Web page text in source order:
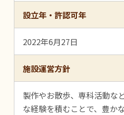
設立年・許認可年
2022年6月27日
施設運営方針
製作やお散歩、専科活動な
な経験を積むことで、豊か